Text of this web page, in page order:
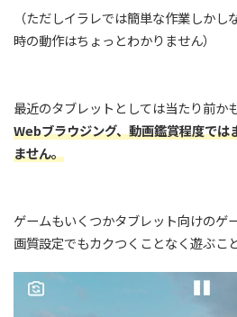
（ただしイラレでは簡単な作業しか
時の動作はちょっとわかりません）
最近のタブレットとしては当たり前か
Webブラウジング、動画鑑賞程度では
ません。
ゲームもいくつかタブレット向けのゲ
画質設定でもカクつくことなく遊ぶこ